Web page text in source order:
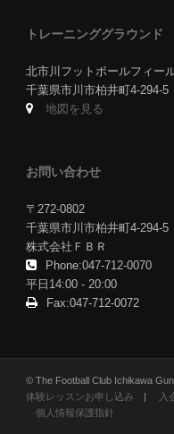
トレーニンググラウンド
北市川フットボールフィー
千葉県市川市柏井町4-294-5
地図を見る
お問い合わせ
〒272-0802
千葉県市川市柏井町4-294-5
株式会社ＦＢＲ
Phone:047-712-0070
平日14:00 - 20:00
Fax:047-712-0072
© The Football Club Ichikawa
体験レッスンお申し込み
入
個人情報保護指針